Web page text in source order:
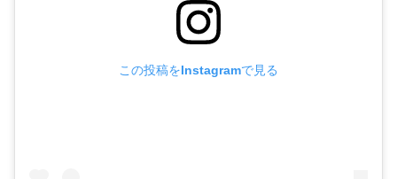
この投稿をInstagramで見る